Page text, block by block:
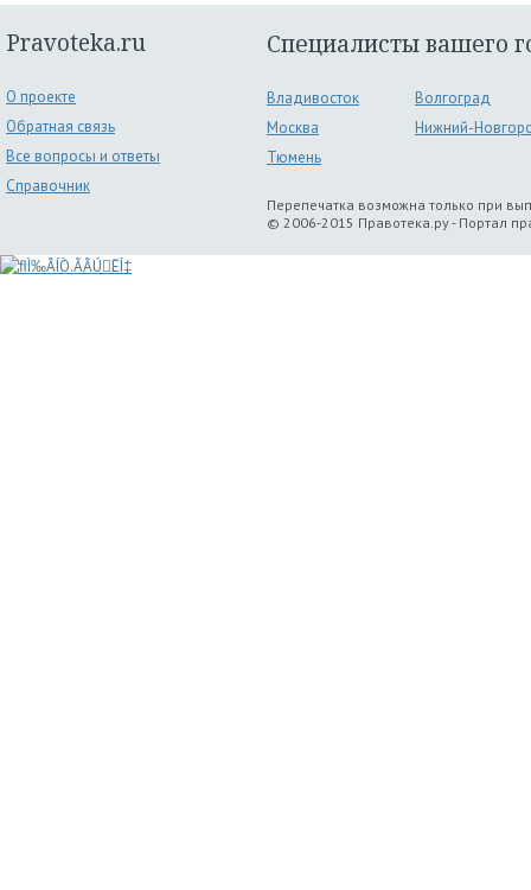
Pravoteka.ru
О проекте
Обратная связь
Все вопросы и ответы
Справочник
Специалисты вашего
Владивосток
Волгоград
Москва
Нижний-
Тюмень
Перепечатка возможна только при
© 2006-2015 Правотека.ру - Портал